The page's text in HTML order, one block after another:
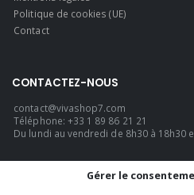
Politique de cookies (UE)
Contact
CONTACTEZ-NOUS
contact@vivashop7.com
Téléphone: +33 1 89 86 21 21
Du lundi au vendredi de 8h30 à 18h30
Gérer le